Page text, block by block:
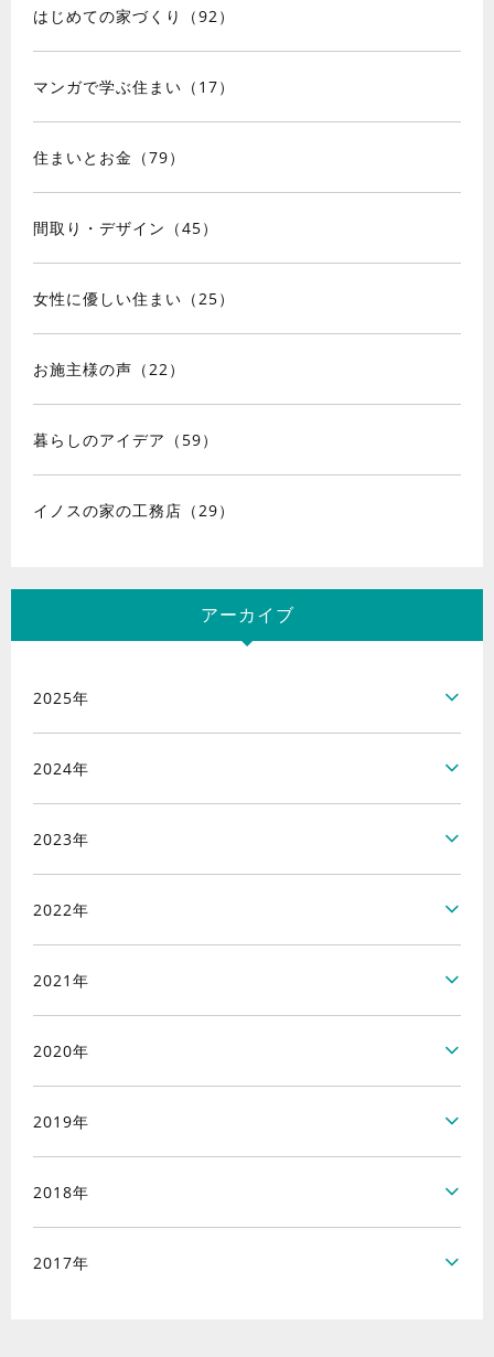
はじめての家づくり（92）
マンガで学ぶ住まい（17）
住まいとお金（79）
間取り・デザイン（45）
女性に優しい住まい（25）
お施主様の声（22）
暮らしのアイデア（59）
イノスの家の工務店（29）
アーカイブ
2025年
2024年
2023年
2022年
2021年
2020年
2019年
2018年
2017年